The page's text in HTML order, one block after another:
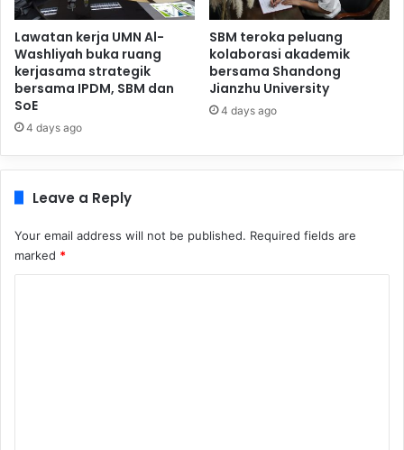
Lawatan kerja UMN Al-
Washliyah buka ruang
kerjasama strategik
bersama IPDM, SBM dan
SoE
4 days ago
SBM teroka peluang
kolaborasi akademik
bersama Shandong
Jianzhu University
4 days ago
Leave a Reply
Your email address will not be published. Required fields are
marked *